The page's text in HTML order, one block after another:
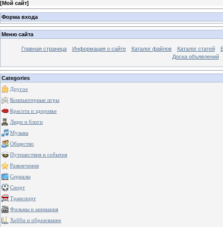
[Мой сайт]
Форма входа
Меню сайта
Главная страница Информация о сайте Каталог файлов Каталог статей
Доска объявлений
Categories
Другое
Компьютерные игры
Красота и здоровье
Люди и блоги
Музыка
Общество
Путешествия и события
Развлечения
Сериалы
Спорт
Транспорт
Фильмы и анимация
Хобби и образование